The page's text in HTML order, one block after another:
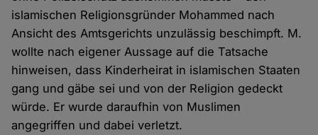
islamischen Religionsgründer Mohammed nach
Ansicht des Amtsgerichts unzulässig beschimpft. M.
wollte nach eigener Aussage auf die Tatsache
hinweisen, dass Kinderheirat in islamischen Staaten
gang und gäbe sei und von der Religion gedeckt
würde. Er wurde daraufhin von Muslimen
angegriffen und dabei verletzt.